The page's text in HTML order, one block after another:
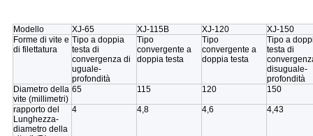
Modello XJ-65 XJ-115B XJ-120
XJ-150
Forme di vite e
di filettatura
Tipo a doppia
testa di
convergenza di
uguale-
profondità
Tipo
convergente a
doppia testa
Tipo
convergente a
doppia testa
Tipo a
testa di
disuguale-
profondità
Diametro della
vite (millimetri)
65 115 120 150
rapporto del
Lunghezza-
diametro della
4 4,8 4,6 4,43